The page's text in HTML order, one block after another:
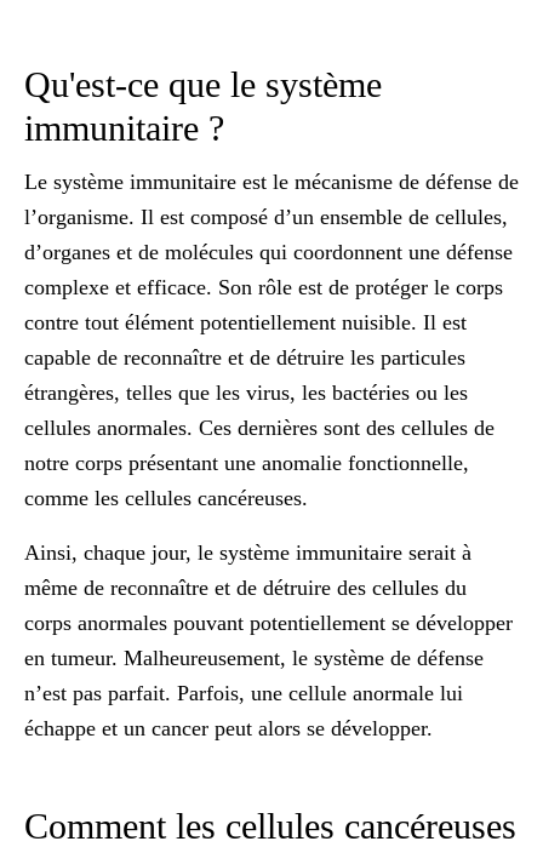
Qu'est-ce que le système
immunitaire ?
Le système immunitaire est le mécanisme de défense de
l’organisme. Il est composé d’un ensemble de cellules,
d’organes et de molécules qui coordonnent une défense
complexe et efficace. Son rôle est de protéger le corps
contre tout élément potentiellement nuisible. Il est
capable de reconnaître et de détruire les particules
étrangères, telles que les virus, les bactéries ou les
cellules anormales. Ces dernières sont des cellules de
notre corps présentant une anomalie fonctionnelle,
comme les cellules cancéreuses.
Ainsi, chaque jour, le système immunitaire serait à
même de reconnaître et de détruire des cellules du
corps anormales pouvant potentiellement se développer
en tumeur. Malheureusement, le système de défense
n’est pas parfait. Parfois, une cellule anormale lui
échappe et un cancer peut alors se développer.
Comment les cellules cancéreuses